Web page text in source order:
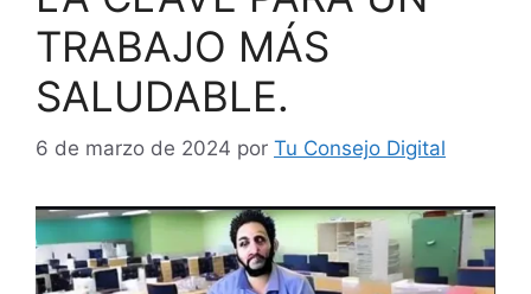
TRABAJO MÁS
SALUDABLE.
6 de marzo de 2024 por Tu Consejo Digital